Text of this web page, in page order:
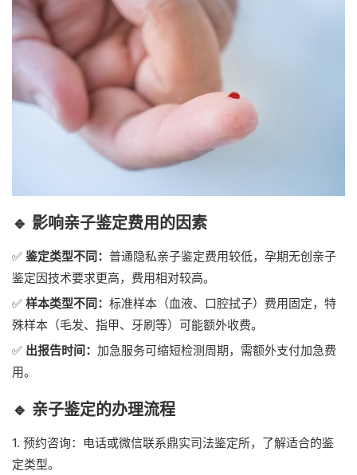
🔹 影响亲子鉴定费用的因素
✅ 鉴定类型不同： 普通隐私亲子鉴定费用较低，孕期无创亲子
鉴定因技术要求更高，费用相对较高。
✅ 样本类型不同： 标准样本（血液、口腔拭子）费用固定，特
殊样本（毛发、指甲、牙刷等）可能额外收费。
✅ 出报告时间： 加急服务可缩短检测周期，需额外支付加急费
用。
🔹 亲子鉴定的办理流程
1. 预约咨询：电话或微信联系鼎实司法鉴定所，了解适合的鉴
定类型。